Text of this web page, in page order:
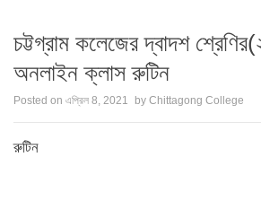
চট্টগ্রাম কলেজের দ্বাদশ
অনলাইন ক্লাস রুটিন
Posted on এপ্রিল 8, 2021 by Chittagong College
রুটিন